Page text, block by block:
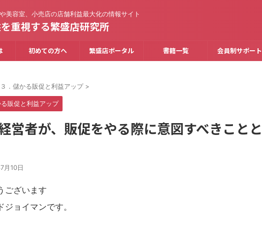
美容室、小売店の店舗利益最大化の情報サイト
重視する繁盛店研究所
初めての方へ 繁盛店ポータル 書籍一覧 会員制サポート
３．儲かる販促と利益アップ >
る販促と利益アップ
営者が、販促をやる際に意図すべきことと
月10日
ございます
ジョイマンです。